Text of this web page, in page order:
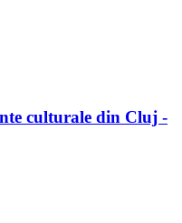
culturale din Cluj -